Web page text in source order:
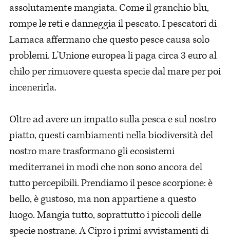
assolutamente mangiata. Come il granchio blu,
rompe le reti e danneggia il pescato. I pescatori di
Larnaca affermano che questo pesce causa solo
problemi. L'Unione europea li paga circa 3 euro al
chilo per rimuovere questa specie dal mare per poi
incenerirla.
Oltre ad avere un impatto sulla pesca e sul nostro
piatto, questi cambiamenti nella biodiversità del
nostro mare trasformano gli ecosistemi
mediterranei in modi che non sono ancora del
tutto percepibili. Prendiamo il pesce scorpione: è
bello, è gustoso, ma non appartiene a questo
luogo. Mangia tutto, soprattutto i piccoli delle
specie nostrane. A Cipro i primi avvistamenti di